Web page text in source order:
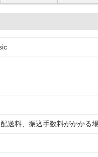
送料、振込手数料がかかる